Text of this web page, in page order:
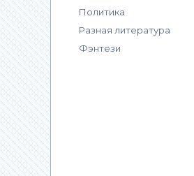
Политика
Разная литература
Фэнтези